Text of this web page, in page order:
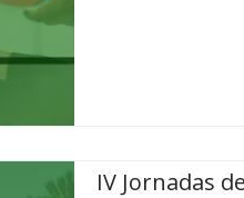
IV Jornadas